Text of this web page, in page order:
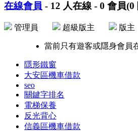
在線會員 - 12 人在線 - 0 會員(0
管理員 超級版主 版
當前只有遊客或隱身會員
隱形鐵窗
大安區機車借款
seo
關鍵字排名
電梯保養
反光背心
信義區機車借款